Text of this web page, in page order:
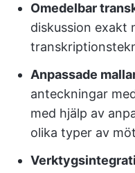
Omedelbar
diskussion exakt
Anpassade
anteckningar
med hjälp av
olika typer av